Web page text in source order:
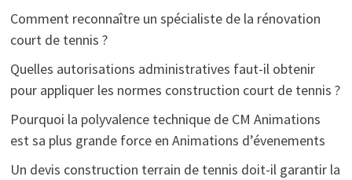
Comment reconnaître un spécialiste de la rénovation
court de tennis ?
Quelles autorisations administratives faut-il obtenir
pour appliquer les normes construction court de tennis ?
Pourquoi la polyvalence technique de CM Animations
est sa plus grande force en Animations d’évenements
Un devis construction terrain de tennis doit-il garantir la